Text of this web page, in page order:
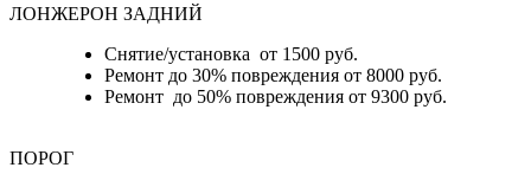
ЛОНЖЕРОН ЗАДНИЙ
Снятие/установка от 1500 руб.
Ремонт до 30% повреждения от 8000 руб.
Ремонт до 50% повреждения от 9300 руб.
ПОРОГ